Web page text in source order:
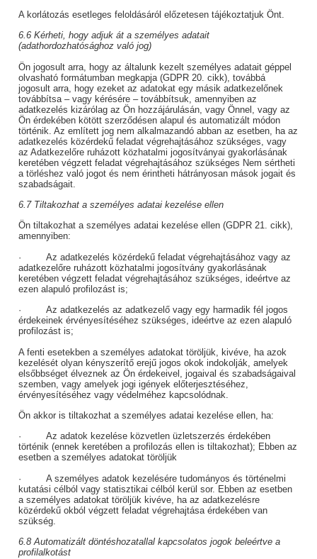
A korlátozás esetleges feloldásáról előzetesen tájékoztatjuk Önt.
6.6 Kérheti, hogy adjuk át a személyes adatait
(adathordozhatósághoz való jog)
Ön jogosult arra, hogy az általunk kezelt személyes adatait géppel
olvasható formátumban megkapja (GDPR 20. cikk), továbbá
jogosult arra, hogy ezeket az adatokat egy másik adatkezelőnek
továbbítsa – vagy kérésére – továbbítsuk, amennyiben az
adatkezelés kizárólag az Ön hozzájárulásán, vagy Önnel, vagy az
Ön érdekében kötött szerződésen alapul és automatizált módon
történik. Az említett jog nem alkalmazandó abban az esetben, ha az
adatkezelés közérdekű feladat végrehajtásához szükséges, vagy
az Adatkezelőre ruházott közhatalmi jogosítványai gyakorlásának
keretében végzett feladat végrehajtásához szükséges Nem sértheti
a törléshez való jogot és nem érintheti hátrányosan mások jogait és
szabadságait.
6.7 Tiltakozhat a személyes adatai kezelése ellen
Ön tiltakozhat a személyes adatai kezelése ellen (GDPR 21. cikk),
amennyiben:
· Az adatkezelés közérdekű feladat végrehajtásához vagy az
adatkezelőre ruházott közhatalmi jogosítvány gyakorlásának
keretében végzett feladat végrehajtásához szükséges, ideértve az
ezen alapuló profilozást is;
· Az adatkezelés az adatkezelő vagy egy harmadik fél jogos
érdekeinek érvényesítéséhez szükséges, ideértve az ezen alapuló
profilozást is;
A fenti esetekben a személyes adatokat töröljük, kivéve, ha azok
kezelését olyan kényszerítő erejű jogos okok indokolják, amelyek
elsőbbséget élveznek az Ön érdekeivel, jogaival és szabadságaival
szemben, vagy amelyek jogi igények előterjesztéséhez,
érvényesítéséhez vagy védelméhez kapcsolódnak.
Ön akkor is tiltakozhat a személyes adatai kezelése ellen, ha:
· Az adatok kezelése közvetlen üzletszerzés érdekében
történik (ennek keretében a profilozás ellen is tiltakozhat); Ebben az
esetben a személyes adatokat töröljük
· A személyes adatok kezelésére tudományos és történelmi
kutatási célból vagy statisztikai célból kerül sor. Ebben az esetben
a személyes adatokat töröljük kivéve, ha az adatkezelésre
közérdekű okból végzett feladat végrehajtása érdekében van
szükség.
6.8 Automatizált döntéshozatallal kapcsolatos jogok beleértve a
profilalkotást